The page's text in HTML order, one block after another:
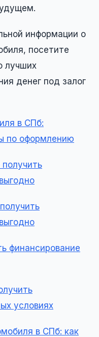
информации о
посетите
лучших
денег под залог
в СПб:
по оформлению
получить
финансирование
условиях
в СПб: как